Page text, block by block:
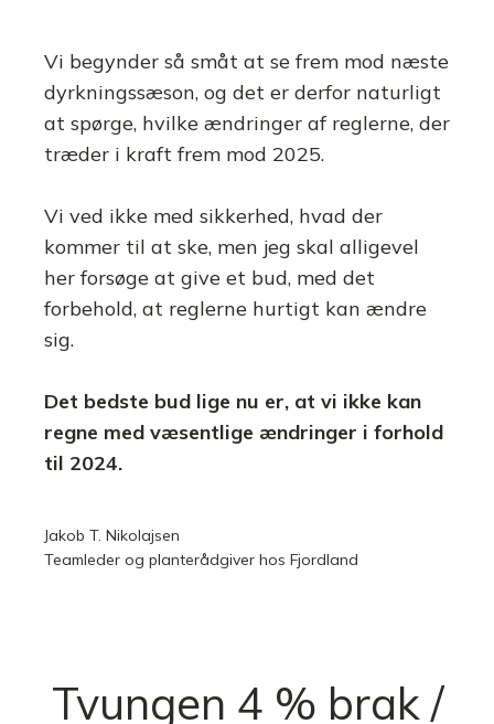
Vi begynder så småt at se frem mod næste
dyrkningssæson, og det er derfor naturligt
at spørge, hvilke ændringer af reglerne, der
træder i kraft frem mod 2025.
Vi ved ikke med sikkerhed, hvad der
kommer til at ske, men jeg skal alligevel
her forsøge at give et bud, med det
forbehold, at reglerne hurtigt kan ændre
sig.
Det bedste bud lige nu er, at vi ikke kan
regne med væsentlige ændringer i forhold
til 2024.
Jakob T. Nikolajsen
Teamleder og planterådgiver hos Fjordland
Tvungen 4 % brak /